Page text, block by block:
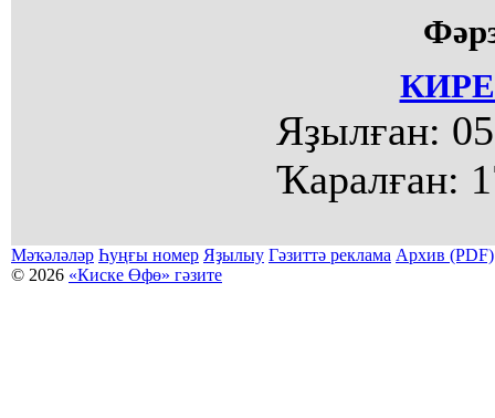
Яҙылған:
Ҡаралған:
Мәҡәләләр Һуңғы номер Яҙылыу Гәзиттә реклама Архив (PDF)
© 2026 «Киске Өфө» гәзите